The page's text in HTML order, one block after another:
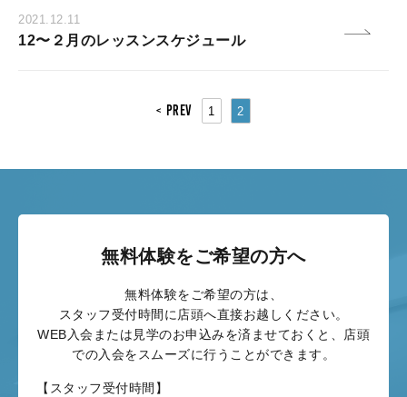
2021.12.11
12〜２月のレッスンスケジュール
PREV 1 2
無料体験をご希望の方へ
無料体験をご希望の方は、
スタッフ受付時間に店頭へ直接お越しください。
WEB入会または見学のお申込みを済ませておくと、店頭
での入会をスムーズに行うことができます。
【スタッフ受付時間】